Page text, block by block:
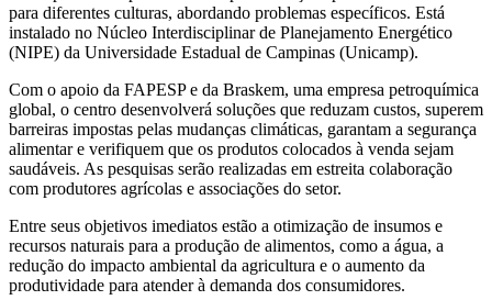
para diferentes culturas, abordando problemas específicos. Está
instalado no Núcleo Interdisciplinar de Planejamento Energético
(NIPE) da Universidade Estadual de Campinas (Unicamp).
Com o apoio da FAPESP e da Braskem, uma empresa petroquímica
global, o centro desenvolverá soluções que reduzam custos, superem
barreiras impostas pelas mudanças climáticas, garantam a segurança
alimentar e verifiquem que os produtos colocados à venda sejam
saudáveis. As pesquisas serão realizadas em estreita colaboração
com produtores agrícolas e associações do setor.
Entre seus objetivos imediatos estão a otimização de insumos e
recursos naturais para a produção de alimentos, como a água, a
redução do impacto ambiental da agricultura e o aumento da
produtividade para atender à demanda dos consumidores.